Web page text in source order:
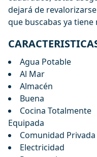
‌dejará ‌de
‌que ‌buscabas ‌ya ‌tiene
Agua Potable
Al Mar
Almacén
Buena
Cocina Totalmente
Equipada
Comunidad Privada
Electricidad